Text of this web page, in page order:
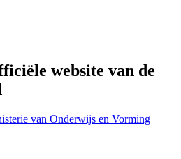
website van de
van Onderwijs en Vorming